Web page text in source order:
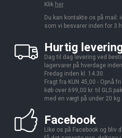
Klik her.
Du kan kontakte os på mail:
som vi besvarer inden for 3
Hurtig
Dag til dag levering ved
lagervarer på hverdage
Fredag inden kl. 14.30.
Fragt fra KUN 45,00 - Opnå
køb over 699,00 kr. til GLS
med en vægt på under 20 kg.
Facebook
Like os på Facebook og bliv